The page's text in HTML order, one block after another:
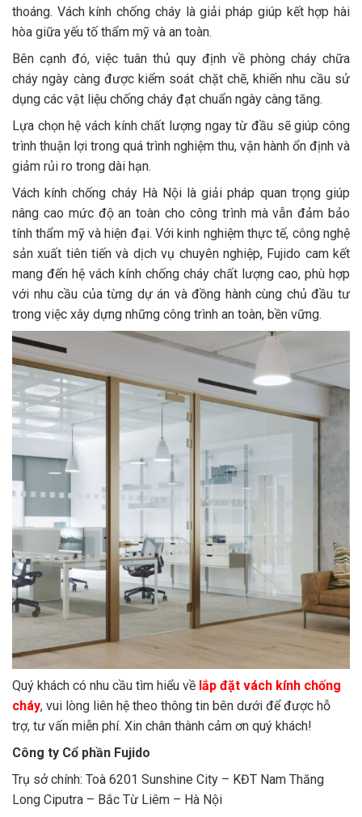
thoáng. Vách kính chống cháy là giải pháp giúp kết hợp hài
hòa giữa yếu tố thẩm mỹ và an toàn.
Bên cạnh đó, việc tuân thủ quy định về phòng cháy chữa
cháy ngày càng được kiểm soát chặt chẽ, khiến nhu cầu sử
dụng các vật liệu chống cháy đạt chuẩn ngày càng tăng.
Lựa chọn hệ vách kính chất lượng ngay từ đầu sẽ giúp công
trình thuận lợi trong quá trình nghiệm thu, vận hành ổn định và
giảm rủi ro trong dài hạn.
Vách kính chống cháy Hà Nội là giải pháp quan trọng giúp
nâng cao mức độ an toàn cho công trình mà vẫn đảm bảo
tính thẩm mỹ và hiện đại. Với kinh nghiệm thực tế, công nghệ
sản xuất tiên tiến và dịch vụ chuyên nghiệp, Fujido cam kết
mang đến hệ vách kính chống cháy chất lượng cao, phù hợp
với nhu cầu của từng dự án và đồng hành cùng chủ đầu tư
trong việc xây dựng những công trình an toàn, bền vững.
Quý khách có nhu cầu tìm hiểu về lắp đặt vách kính chống
cháy, vui lòng liên hệ theo thông tin bên dưới để được hỗ
trợ, tư vấn miễn phí. Xin chân thành cảm ơn quý khách!
Công ty Cổ phần Fujido
Trụ sở chính: Toà 6201 Sunshine City – KĐT Nam Thăng
Long Ciputra – Bắc Từ Liêm – Hà Nội